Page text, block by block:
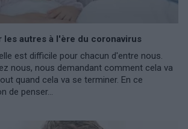
les autres à l'ère du coronavirus
est difficile pour chacun d'entre nous.
nous, nous demandant comment cela va
quand cela va se terminer. En ce
de penser...